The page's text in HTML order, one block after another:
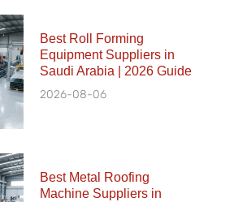
Best Roll Forming
Equipment Suppliers in
Saudi Arabia | 2026 Guide
2026-08-06
Best Metal Roofing
Machine Suppliers in